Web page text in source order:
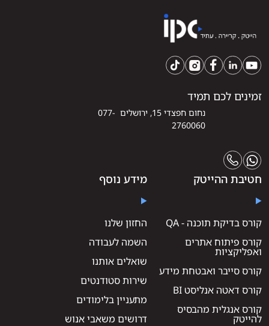
זמינים לכם תמיד
נחום חפצדי 15, ירושלים 077-
2760060
חטיבת ההייטק
קורס בדיקת תוכנה - QA
קורס פיתוח אתרים
ואפליקציות
קורס סייבר ואבטחת מידע
קורס דאטה אנליסט BI
קורס אנגלית מהבסיס
להייטק
מידע נוסף
החזון שלנו
השמה לעבודה
שואלים אותנו
שירות סטודנטים
מתעניין בלימודים
דרושים משאבי אנוש